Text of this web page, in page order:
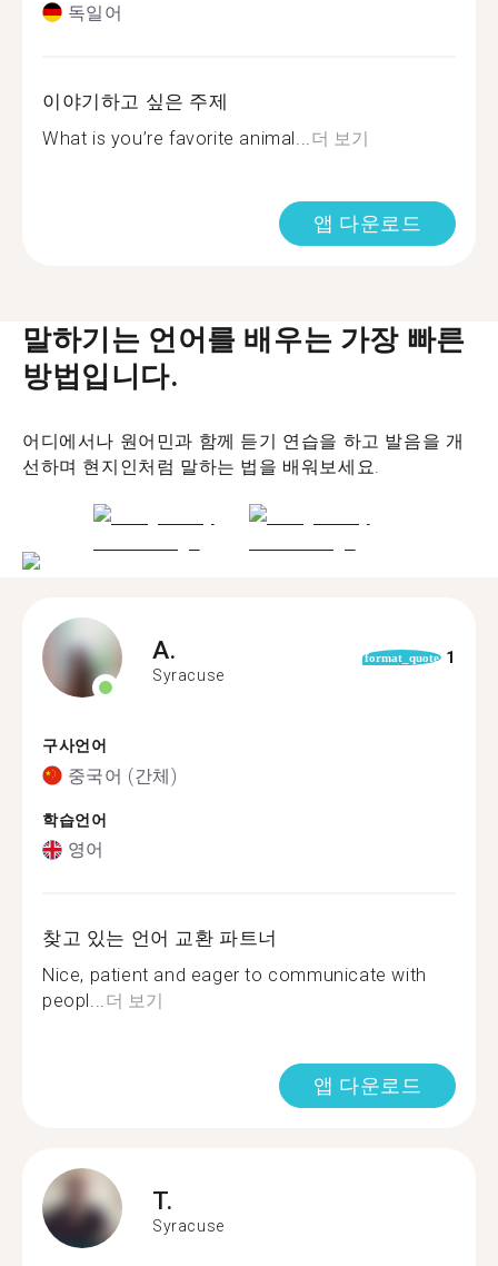
독일어
이야기하고 싶은 주제
What is you’re favorite animal... 더 보기
앱 다운로드
말하기는 언어를 배우는 가장 빠른
방법입니다.
어디에서나 원어민과 함께 듣기 연습을 하고 발음을 개
선하며 현지인처럼 말하는 법을 배워보세요.
A.
Syracuse
format_quote 1
구사언어
중국어 (간체)
학습언어
영어
찾고 있는 언어 교환 파트너
Nice, patient and eager to communicate with
peopl...더 보기
앱 다운로드
T.
Syracuse